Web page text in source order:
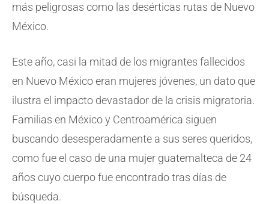
más peligrosas como las desérticas rutas de Nuevo
México.
Este año, casi la mitad de los migrantes fallecidos
en Nuevo México eran mujeres jóvenes, un dato que
ilustra el impacto devastador de la crisis migratoria.
Familias en México y Centroamérica siguen
buscando desesperadamente a sus seres queridos,
como fue el caso de una mujer guatemalteca de 24
años cuyo cuerpo fue encontrado tras días de
búsqueda.